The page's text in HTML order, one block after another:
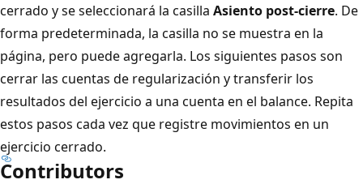
cerrado y se seleccionará la casilla Asiento post-cierre. De
forma predeterminada, la casilla no se muestra en la
página, pero puede agregarla. Los siguientes pasos son
cerrar las cuentas de regularización y transferir los
resultados del ejercicio a una cuenta en el balance. Repita
estos pasos cada vez que registre movimientos en un
ejercicio cerrado.
Contributors